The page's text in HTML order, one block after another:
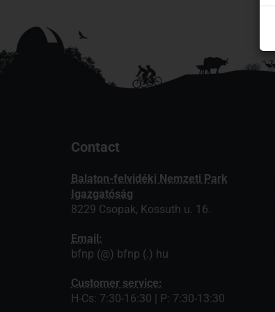
Contact
Balaton-felvidéki Nemzeti Park
Igazgatóság
8229 Csopak, Kossuth u. 16.
Email:
bfnp (@) bfnp (.) hu
Customer service:
H-Cs: 7:30-16:30 | P: 7:30-13:30